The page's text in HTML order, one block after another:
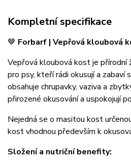
Kompletní specifikace
🤎 Forbarf | Vepřová kloubová
Vepřová kloubová kost je přírodní
pro psy, kteří rádi okusují a zabaví
obsahuje chrupavky, vaziva a
přirozené okusování a uspokojují
Nejedná se o masitou kost
kost vhodnou především k
Složení a nutriční benefity: